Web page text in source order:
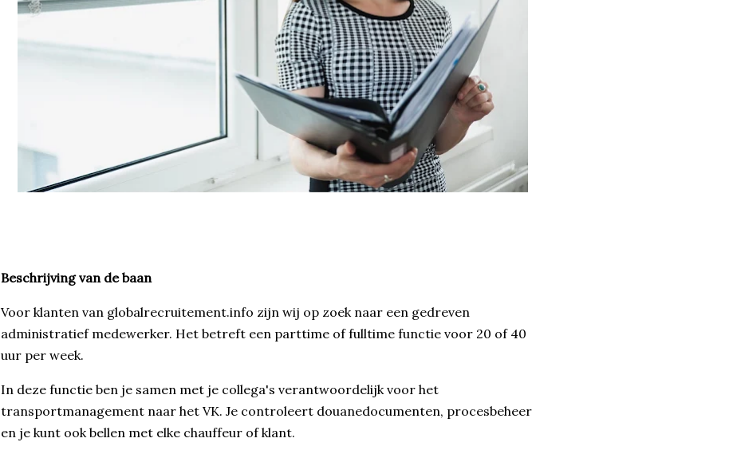
Beschrijving van de baan
Voor klanten van globalrecruitement.info zijn wij op zoek naar een gedreven
administratief medewerker. Het betreft een parttime of fulltime functie voor 20 of 40
uur per week.
In deze functie ben je samen met je collega's verantwoordelijk voor het
transportmanagement naar het VK. Je controleert douanedocumenten, procesbeheer
en je kunt ook bellen met elke chauffeur of klant.